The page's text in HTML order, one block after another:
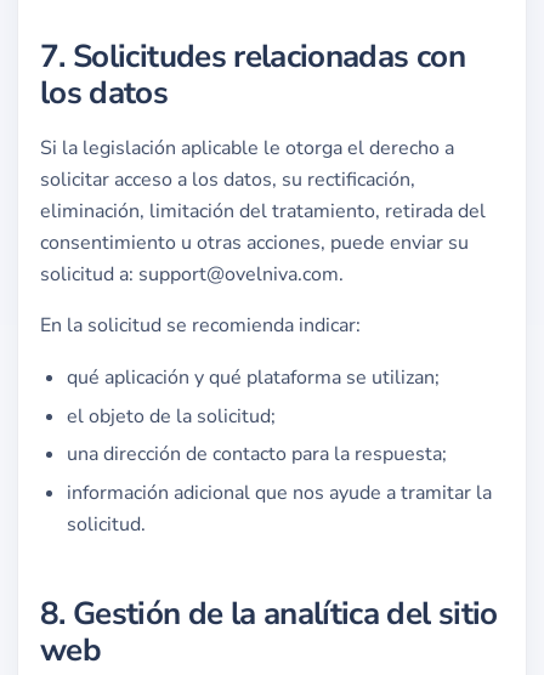
7. Solicitudes relacionadas con
los datos
Si la legislación aplicable le otorga el derecho a
solicitar acceso a los datos, su rectificación,
eliminación, limitación del tratamiento, retirada del
consentimiento u otras acciones, puede enviar su
solicitud a: support@ovelniva.com.
En la solicitud se recomienda indicar:
qué aplicación y qué plataforma se utilizan;
el objeto de la solicitud;
una dirección de contacto para la respuesta;
información adicional que nos ayude a tramitar la
solicitud.
8. Gestión de la analítica del sitio
web